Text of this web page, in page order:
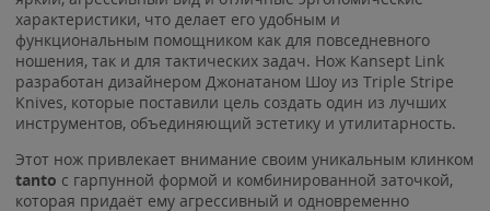
характеристики, что делает его удобным и
функциональным помощником как для повседневного
ношения, так и для тактических задач. Нож Kansept Link
разработан дизайнером Джонатаном Шоу из Triple Stripe
Knives, которые поставили цель создать один из лучших
инструментов, объединяющий эстетику и утилитарность.
Этот нож привлекает внимание своим уникальным клинком
tanto с гарпунной формой и комбинированной заточкой,
которая придаёт ему агрессивный и одновременно